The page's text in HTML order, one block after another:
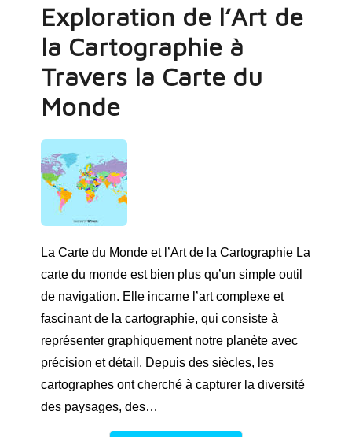
Exploration de l’Art de
la Cartographie à
Travers la Carte du
Monde
La Carte du Monde et l’Art de la Cartographie La
carte du monde est bien plus qu’un simple outil
de navigation. Elle incarne l’art complexe et
fascinant de la cartographie, qui consiste à
représenter graphiquement notre planète avec
précision et détail. Depuis des siècles, les
cartographes ont cherché à capturer la diversité
des paysages, des…